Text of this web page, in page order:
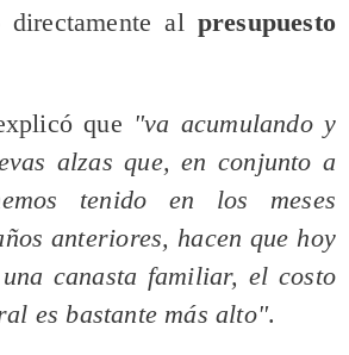
directamente al presupuesto
que "va acumulando y
alzas que, en conjunto a
tenido en los meses
anteriores, hacen que hoy
canasta familiar, el costo
es bastante más alto".